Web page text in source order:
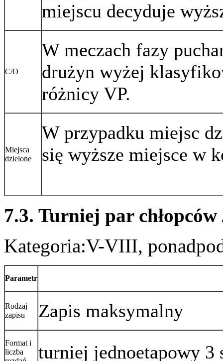
miejscu decyduje
C/O
W meczach fazy
drużyn wyżej
różnicy VP.
Miejsca
dzielone
W przypadku miejsc
się wyższe miejsce w
7.3. Turniej par
Kategoria:V-VIII,
Parametr
Rodzaj
zapisu
Zapis maksymalny
Format i
liczba
turniej jednoetapowy 3